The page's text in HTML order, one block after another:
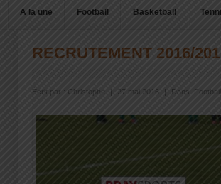
A la une Football Basketball
RECRUTEMENT 2016/
Écrit par : Christophe 27 mai 2016 Dans : Football